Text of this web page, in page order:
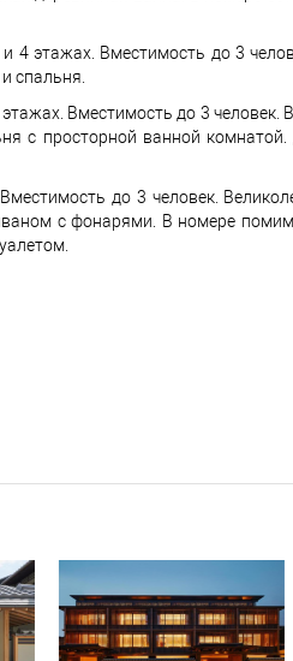
4 этажах. Вместимость до 3
спальня.
Вместимость до 3 человек.
с просторной ванной
до 3 человек.
с фонарями. В номере